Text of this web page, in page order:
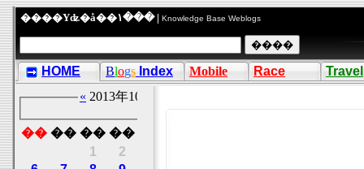
����Υʥ�å��١��� | Knowledge Base Weblogs
HOME Blogs Index Mobile Race Travel